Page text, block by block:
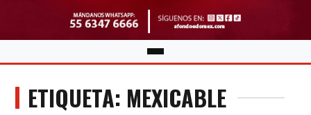
ETIQUETA: MEXICABLE